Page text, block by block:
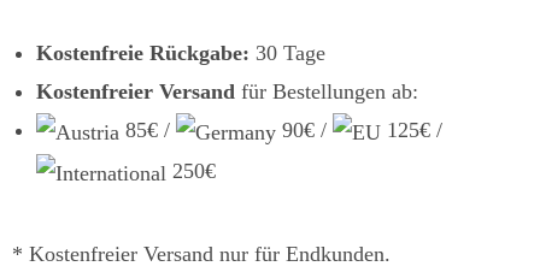
Kostenfreie Rückgabe: 30 Tage
Kostenfreier Versand für Bestellungen ab:
85€ /
90€ /
125€ /
250€
* Kostenfreier Versand nur für Endkunden.